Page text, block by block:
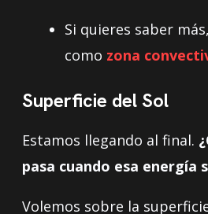
Si quieres saber
como zona
Superficie del Sol
Estamos llegando al final.
pasa cuando esa energía
Volemos sobre la